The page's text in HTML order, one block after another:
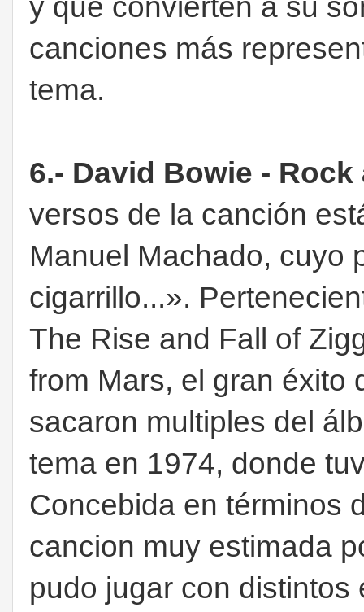
y que convierten a su
canciones más
tema.
6.- David Bowie -
versos de la canción
Manuel Machado, cuyo
cigarrillo...».
The Rise and Fall of
from Mars, el gran éxito
sacaron multiples del
tema en 1974, donde
Concebida en términos
cancion muy estimada
pudo jugar con